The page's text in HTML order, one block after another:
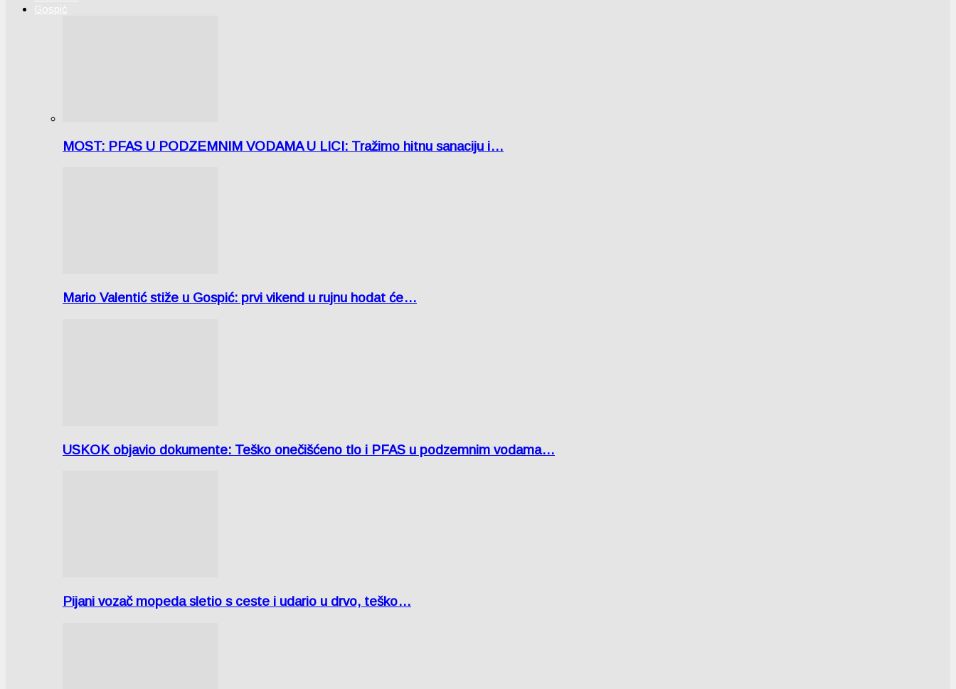
Gospić
MOST: PFAS U PODZEMNIM VODAMA U LICI: Tražimo hitnu sanaciju i…
Mario Valentić stiže u Gospić: prvi vikend u rujnu hodat će…
USKOK objavio dokumente: Teško onečišćeno tlo i PFAS u podzemnim vodama…
Pijani vozač mopeda sletio s ceste i udario u drvo, teško…